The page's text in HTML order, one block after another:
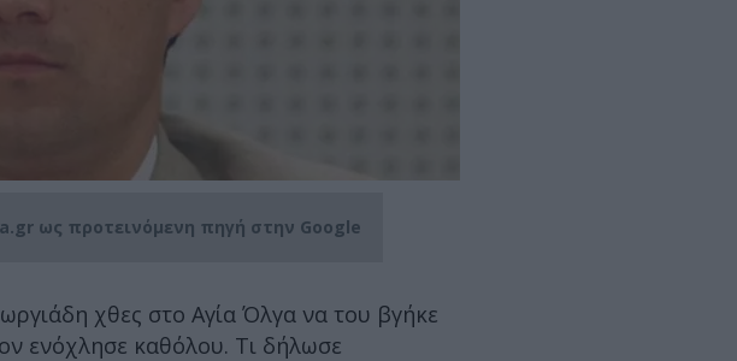
ως προτεινόμενη πηγή στην Google
χθες στο Αγία Όλγα να του βγήκε
ενόχλησε καθόλου. Τι δήλωσε